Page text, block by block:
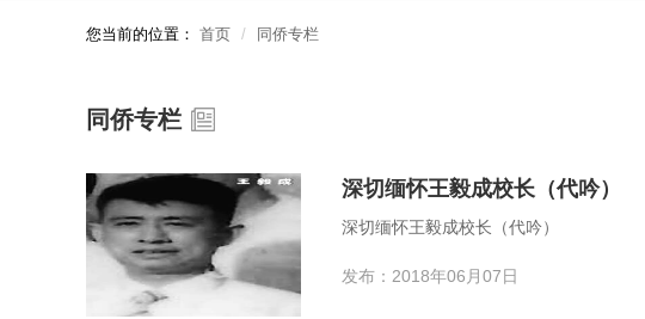
您当前的位置： 首页 同侨专栏
同侨专栏
深切缅怀王毅成校长（代吟）
深切缅怀王毅成校长（代吟）
发布：2018年06月07日